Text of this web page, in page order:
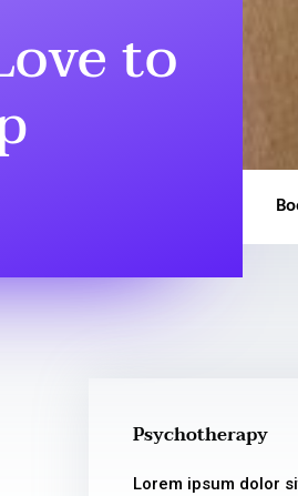
to
Psychotherapy
Lorem ipsum dolor